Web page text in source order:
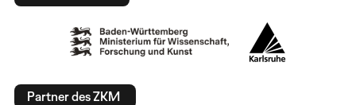
Partner des ZKM